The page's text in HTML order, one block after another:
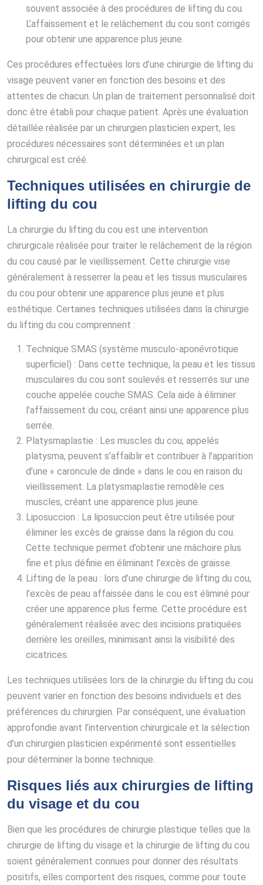
souvent associée à des procédures de lifting du cou.
L’affaissement et le relâchement du cou sont corrigés
pour obtenir une apparence plus jeune.
Ces procédures effectuées lors d’une chirurgie de lifting du
visage peuvent varier en fonction des besoins et des
attentes de chacun. Un plan de traitement personnalisé doit
donc être établi pour chaque patient. Après une évaluation
détaillée réalisée par un chirurgien plasticien expert, les
procédures nécessaires sont déterminées et un plan
chirurgical est créé.
Techniques utilisées en chirurgie de
lifting du cou
La chirurgie du lifting du cou est une intervention
chirurgicale réalisée pour traiter le relâchement de la région
du cou causé par le vieillissement. Cette chirurgie vise
généralement à resserrer la peau et les tissus musculaires
du cou pour obtenir une apparence plus jeune et plus
esthétique. Certaines techniques utilisées dans la chirurgie
du lifting du cou comprennent :
Technique SMAS (système musculo-aponévrotique
superficiel) : Dans cette technique, la peau et les tissus
musculaires du cou sont soulevés et resserrés sur une
couche appelée couche SMAS. Cela aide à éliminer
l’affaissement du cou, créant ainsi une apparence plus
serrée.
Platysmaplastie : Les muscles du cou, appelés
platysma, peuvent s’affaiblir et contribuer à l’apparition
d’une « caroncule de dinde » dans le cou en raison du
vieillissement. La platysmaplastie remodèle ces
muscles, créant une apparence plus jeune.
Liposuccion : La liposuccion peut être utilisée pour
éliminer les excès de graisse dans la région du cou.
Cette technique permet d’obtenir une mâchoire plus
fine et plus définie en éliminant l’excès de graisse.
Lifting de la peau : lors d’une chirurgie de lifting du cou,
l’excès de peau affaissée dans le cou est éliminé pour
créer une apparence plus ferme. Cette procédure est
généralement réalisée avec des incisions pratiquées
derrière les oreilles, minimisant ainsi la visibilité des
cicatrices.
Les techniques utilisées lors de la chirurgie du lifting du cou
peuvent varier en fonction des besoins individuels et des
préférences du chirurgien. Par conséquent, une évaluation
approfondie avant l’intervention chirurgicale et la sélection
d’un chirurgien plasticien expérimenté sont essentielles
pour déterminer la bonne technique.
Risques liés aux chirurgies de lifting
du visage et du cou
Bien que les procédures de chirurgie plastique telles que la
chirurgie de lifting du visage et la chirurgie de lifting du cou
soient généralement connues pour donner des résultats
positifs, elles comportent des risques, comme pour toute